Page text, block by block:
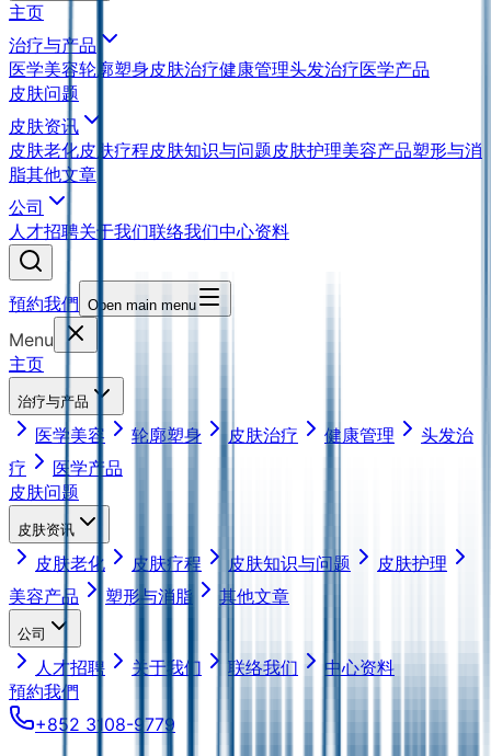
主页
治疗与产品
医学美容轮廓塑身皮肤治疗健康管理头发治疗医学产品
皮肤问题
皮肤资讯
皮肤老化皮肤疗程皮肤知识与问题皮肤护理美容产品塑形与消
脂其他文章
公司
人才招聘关于我们联络我们中心资料
預約我們 Open main menu
Menu
主页
治疗与产品
医学美容 轮廓塑身 皮肤治疗 健康管理
头发治
疗
医学产品
皮肤问题
皮肤资讯
皮肤老化 皮肤疗程 皮肤知识与问题
皮肤护理
美容产品
塑形与消脂 其他文章
公司
人才招聘 关于我们 联络我们
中心资料
預約我們
+852 3108-9779